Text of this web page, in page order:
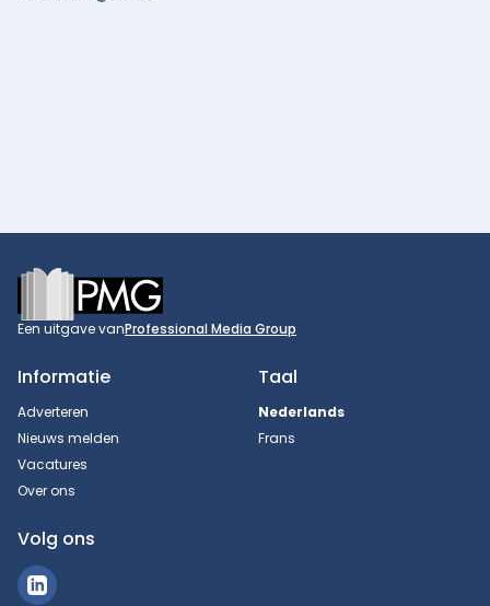
Footer
Een uitgave vanProfessional Media Group
Informatie
Adverteren
Nieuws melden
Vacatures
Over ons
Taal
Nederlands
Frans
Volg ons